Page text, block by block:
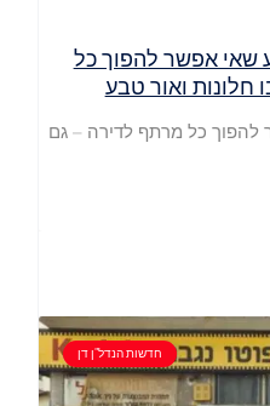
שאי אפשר להפוך כל
חלונות ואור טבע
כל מרתף לדירה – גם
חדשות הנדל"ן דן